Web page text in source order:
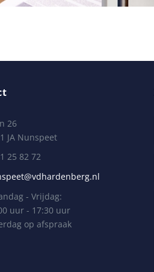
26
JA Nunspeet
25 82 72
- Vrijdag:
uur - 17:30 uur
op afspraak